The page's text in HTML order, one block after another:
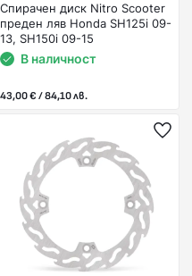
Спирачен диск Nitro Scooter
преден ляв Honda SH125i 09-
13, SH150i 09-15
В наличност
43,00 € / 84,10 лв.